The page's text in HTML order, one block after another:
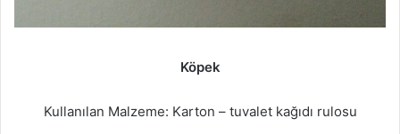
Köpek
Kullanılan Malzeme: Karton – tuvalet kağıdı rulosu